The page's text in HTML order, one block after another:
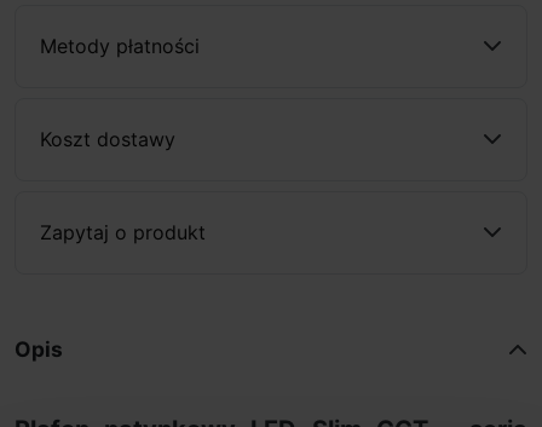
Metody płatności
Koszt dostawy
Zapytaj o produkt
Opis